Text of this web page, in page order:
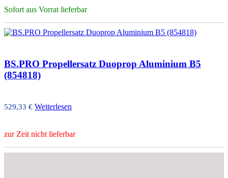
Sofort aus Vorrat lieferbar
BS.PRO Propellersatz Duoprop Aluminium B5
(854818)
529,33 € Weiterlesen
zur Zeit nicht lieferbar